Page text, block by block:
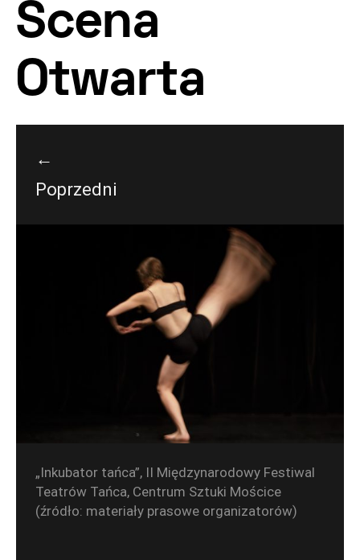
Scena
Otwarta
←
Poprzedni
„Inkubator tańca”, II Międzynarodowy Festiwal
Teatrów Tańca, Centrum Sztuki Mościce
(źródło: materiały prasowe organizatorów)